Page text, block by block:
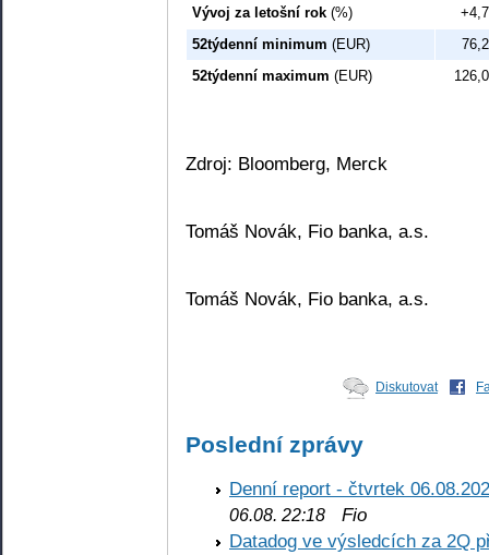
Vývoj za letošní rok (%)
+4,7
52týdenní minimum (EUR)
76,2
52týdenní maximum (EUR) 126,0
Zdroj: Bloomberg, Merck
Tomáš Novák, Fio banka, a.s.
Tomáš Novák, Fio banka, a.s.
Diskutovat
Poslední zprávy
Denní report - čtvrtek
06.08. 22:18 Fio
Datadog ve výsledcích za 2Q